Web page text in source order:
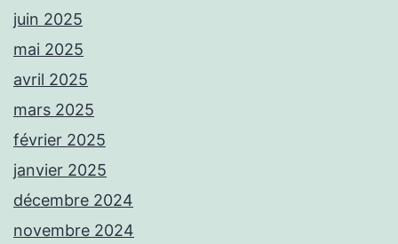
juin 2025
mai 2025
avril 2025
mars 2025
février 2025
janvier 2025
décembre 2024
novembre 2024